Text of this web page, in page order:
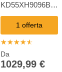
KD55XH9096BAEP
Android TV
1 offerta
☆☆☆☆☆
★★★★★
Da
1029,99 €